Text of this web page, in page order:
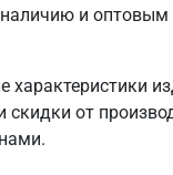
и оптовым
от